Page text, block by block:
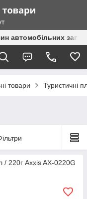
автомобільних
товари Туристичні
/ 220г Axxis AX-0220G